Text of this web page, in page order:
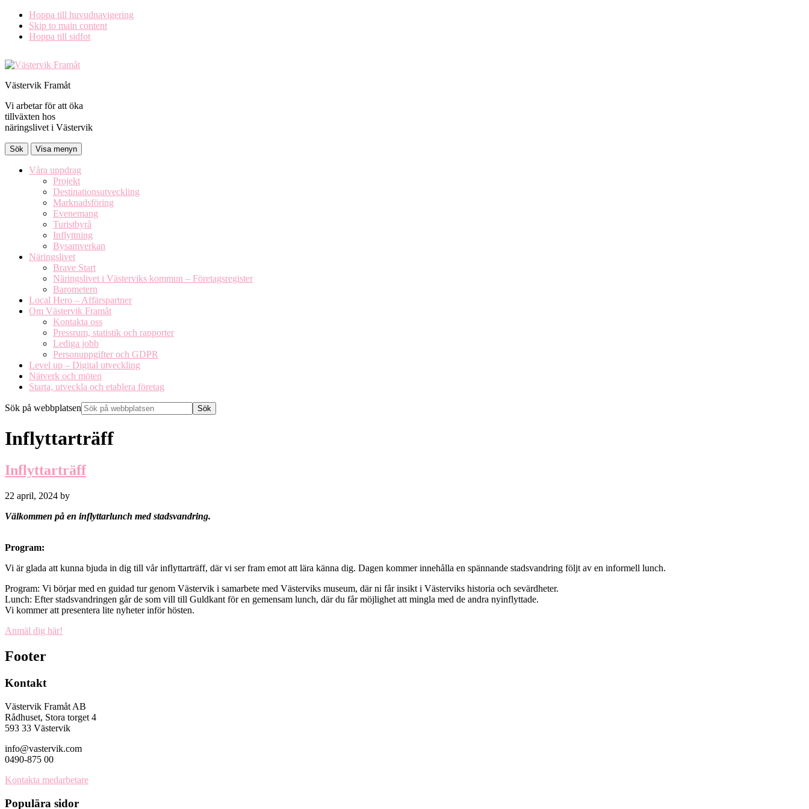
Hoppa till huvudnavigering
Skip to main content
Hoppa till sidfot
Västervik Framåt
Vi arbetar för att öka
tillväxten hos
näringslivet i Västervik
Sök Visa menyn
Våra uppdrag
Projekt
Destinationsutveckling
Marknadsföring
Evenemang
Turistbyrå
Inflyttning
Bysamverkan
Näringslivet
Brave Start
Näringslivet i Västerviks kommun – Företagsregister
Barometern
Local Hero – Affärspartner
Om Västervik Framåt
Kontakta oss
Pressrum, statistik och rapporter
Lediga jobb
Personuppgifter och GDPR
Level up – Digital utveckling
Nätverk och möten
Starta, utveckla och etablera företag
Sök på webbplatsen
Inflyttarträff
Inflyttarträff
22 april, 2024 by
Välkommen på en inflyttarlunch med stadsvandring.
Program:
Vi är glada att kunna bjuda in dig till vår inflyttarträff, där vi ser fram emot att lära känna dig. Dagen kommer innehålla en spännande stadsvandring följt av en informell lunch.
Program: Vi börjar med en guidad tur genom Västervik i samarbete med Västerviks museum, där ni får insikt i Västerviks historia och sevärdheter.
Lunch: Efter stadsvandringen går de som vill till Guldkant för en gemensam lunch, där du får möjlighet att mingla med de andra nyinflyttade.
Vi kommer att presentera lite nyheter inför hösten.
Anmäl dig här!
Footer
Kontakt
Västervik Framåt AB
Rådhuset, Stora torget 4
593 33 Västervik
info@vastervik.com
0490-875 00
Kontakta medarbetare
Populära sidor